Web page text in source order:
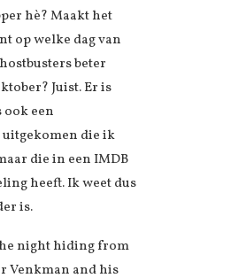
hè? Maakt het
op welke dag van
beter
Juist. Er is
een
uitgekomen die ik
die in een IMDB
heeft. Ik weet dus
is.
night hiding from
Venkman and his